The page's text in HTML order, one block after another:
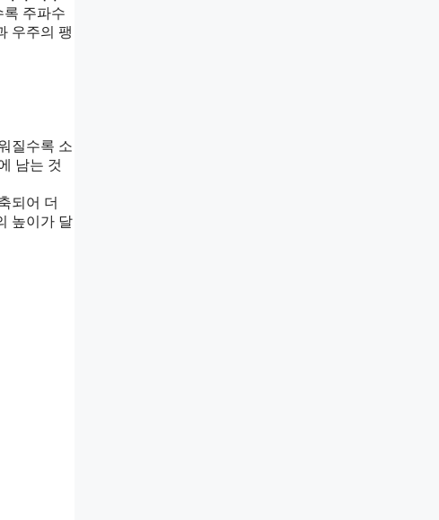
록 주파수
우주의 팽
질수록 소
남는 것
되어 더
높이가 달